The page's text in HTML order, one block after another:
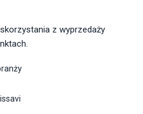
z wyprzedaży